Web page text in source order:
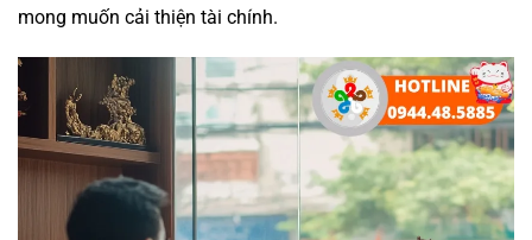
mong muốn cải thiện tài chính.